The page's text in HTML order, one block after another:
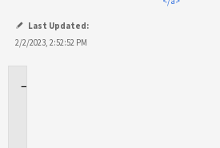
Last Updated:
2/2/2023, 2:52:52 PM